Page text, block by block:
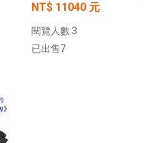
NT$ 11040 元
閱覽人數:3
已出售7